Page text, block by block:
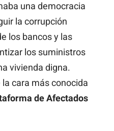
una democracia
la corrupción
los bancos y las
los suministros
vivienda digna.
cara más conocida
de Afectados